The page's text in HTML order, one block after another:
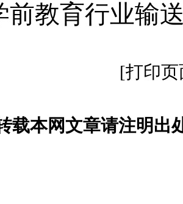
前教育行业输
[打印
载本网文章请注明出